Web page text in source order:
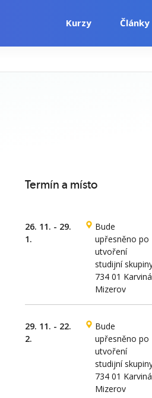
Kurzy Články
Termín a místo
26. 11. - 29.
1.
Bude
upřesněno po
utvoření
studijní
734 01
Mizerov
29. 11. - 22.
2.
Bude
upřesněno po
utvoření
studijní
734 01
Mizerov